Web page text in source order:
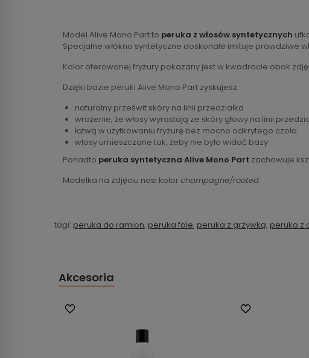
Model Alive Mono Part to peruka z włosów syntetycznych
Specjalne włókno syntetyczne doskonale imituje prawdziwe
Kolor oferowanej fryzury pokazany jest w kwadracie obok
Dzięki bazie peruki Alive Mono Part zyskujesz:
naturalny prześwit skóry na linii przedziałka
wrażenie, że włosy wyrastają ze skóry głowy na linii
łatwą w użytkowaniu fryzurę bez mocno odkrytego czoła
włosy umieszczane tak, żeby nie było widać bazy
Ponadto peruka syntetyczna Alive Mono Part zachowuje
Modelka na zdjęciu nosi kolor champagne/rooted.
tagi: peruka do ramion, peruka fale, peruka z grzywką, peruka z
Akcesoria